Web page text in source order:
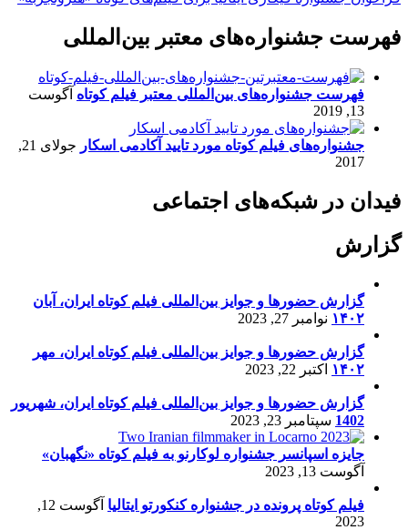
فهرست جشنواره‌های معتبر بین‌المللی
فهرست جشنواره‌های بین‌المللی معتبر فیلم کوتاه آگوست
13, 2019
جشنواره‌های فیلم کوتاه مورد تایید آکادمی اسکار
جولای 21,
2017
فیدان در شبکه‌های اجتماعی
گزارش
گزارش حضورها و جوایز بین‌المللی فیلم کوتاه ایران، آبان
۱۴۰۲ نوامبر 27, 2023
گزارش حضورها و جوایز بین‌المللی فیلم کوتاه ایران، مهر
۱۴۰۲ اکتبر 22, 2023
گزارش حضورها و جوایز بین‌المللی فیلم کوتاه ایران، شهریور
1402 سپتامبر 23, 2023
جایزه اسپانسر جشنواره لوکارنو به فیلم کوتاه «نگهبان»
آگوست 13, 2023
فیلم کوتاه پرونده در جشنواره کنکورتو ایتالیا
آگوست 12,
2023